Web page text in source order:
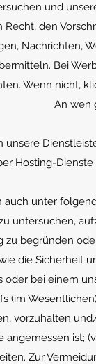
und
Recht, den
Nachrichten,
Bei
Wenn nicht,
An wen
unsere
Hosting-
auch unter
untersuchen,
zu begründen
die Sicherheit
oder bei einem
(im
vorzuhalten
angemessen ist;
Zur